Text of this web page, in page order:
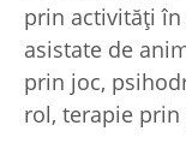
prin activități
asistate de
prin joc,
rol, terapie